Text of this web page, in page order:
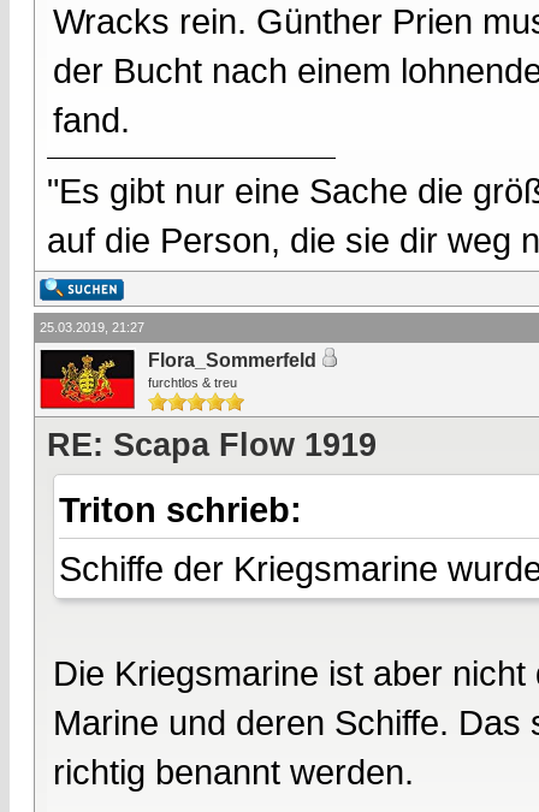
Wracks rein. Günther Prien
der Bucht nach einem
fand.
"Es gibt nur eine Sache die
auf die Person, die sie dir weg
25.03.2019, 21:27
Flora_Sommerfeld
furchtlos & treu
RE: Scapa Flow 1919
Triton schrieb:
Schiffe der Kriegsmarine
Die Kriegsmarine ist aber
Marine und deren Schiffe.
richtig benannt werden.